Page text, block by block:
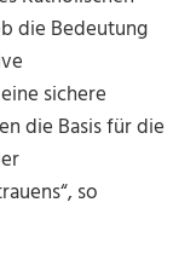
die Bedeutung
sichere
die Basis für die
so